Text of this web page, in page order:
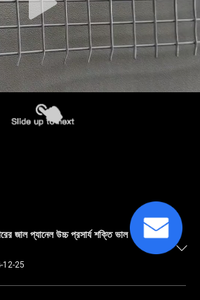
জাল প্যানেল উচ্চ প্রসার্য শক্তি ভাল অ্যান্টি
12-25